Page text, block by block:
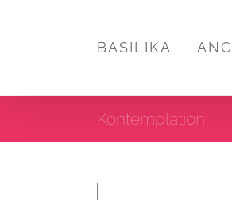
BASILIKA
Kontemplation